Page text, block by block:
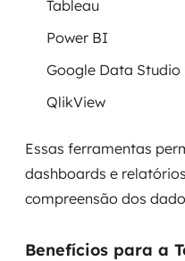
Tableau
Power BI
Google Data Studio
QlikView
Essas ferramentas
dashboards e
compreensão dos
Benefícios para a